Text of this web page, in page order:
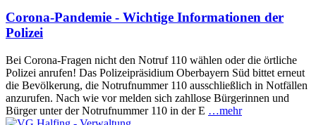
Corona-Pandemie - Wichtige Informationen der
Polizei
Bei Corona-Fragen nicht den Notruf 110 wählen oder die örtliche
Polizei anrufen! Das Polizeipräsidium Oberbayern Süd bittet erneut
die Bevölkerung, die Notrufnummer 110 ausschließlich in Notfällen
anzurufen. Nach wie vor melden sich zahllose Bürgerinnen und
Bürger unter der Notrufnummer 110 in der E …mehr